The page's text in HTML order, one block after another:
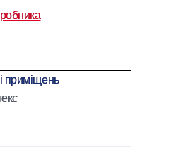
приміщень